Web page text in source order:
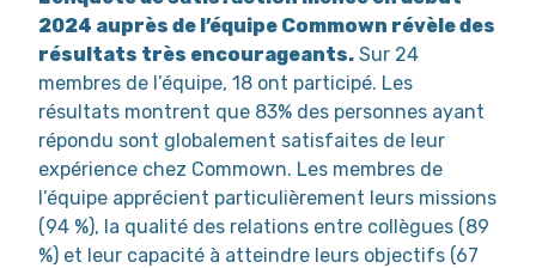
2024 auprès de l’équipe Commown révèle des
résultats très encourageants. Sur 24
membres de l’équipe, 18 ont participé. Les
résultats montrent que 83% des personnes ayant
répondu sont globalement satisfaites de leur
expérience chez Commown. Les membres de
l’équipe apprécient particulièrement leurs missions
(94 %), la qualité des relations entre collègues (89
%) et leur capacité à atteindre leurs objectifs (67